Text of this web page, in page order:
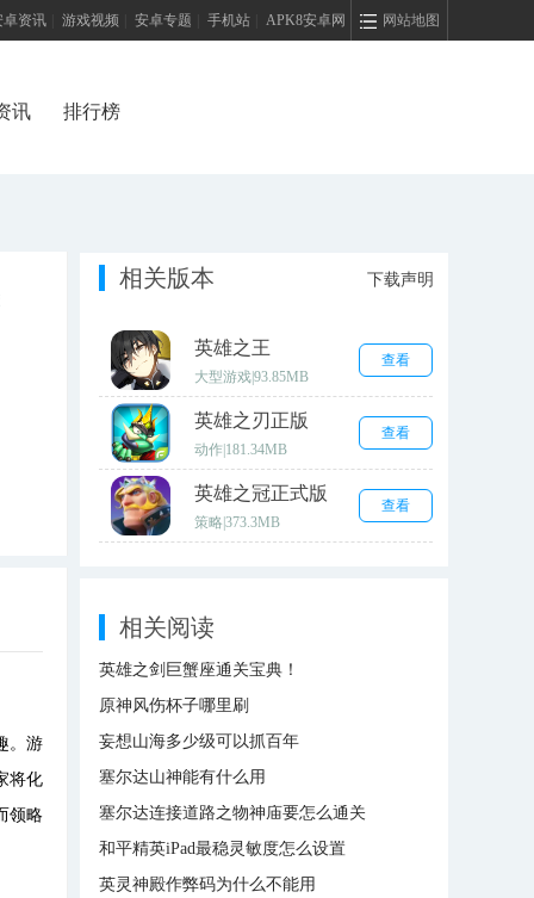
网站地图
卓资讯 游戏视频 安卓专题 手机站 APK8安卓网
讯 排行榜
。游
将化
领略
相关版本 下载声明
英雄之王
大型游戏93.85MB
查看
英雄之刃正版
动作 181.34MB
查看
英雄之冠正式版
策略 373.3MB
查看
相关阅读
英雄之剑巨蟹座通关宝典！
原神风伤杯子哪里刷
妄想山海多少级可以抓百年
塞尔达山神能有什么用
塞尔达连接道路之物神庙要怎么通关
和平精英iPad最稳灵敏度怎么设置
英灵神殿作弊码为什么不能用